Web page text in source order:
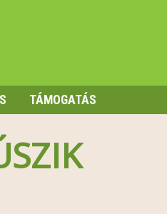
TÁMOGATÁS